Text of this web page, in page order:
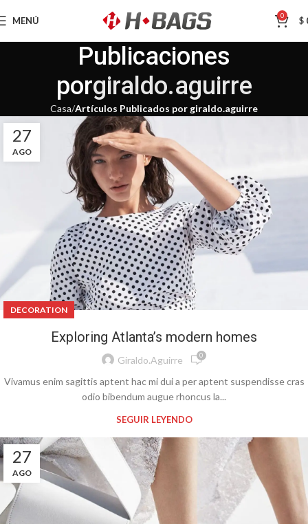
MENÚ 0 $
Publicaciones
porgiraldo.aguirre
Casa Artículos Publicados por giraldo.aguirre
27
AGO
DECORATION
Exploring Atlanta’s modern homes
Giraldo.aguirre 0
Vivamus enim sagittis aptent hac mi dui a per aptent suspendisse cras
odio bibendum augue rhoncus la...
SEGUIR LEYENDO
27
AGO